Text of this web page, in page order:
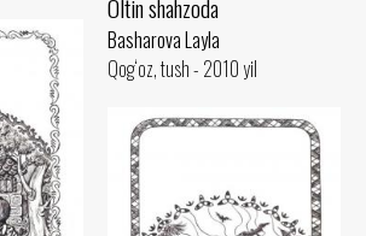
Oltin shahzoda
Basharova Layla
Qog‘oz, tush - 2010 yil